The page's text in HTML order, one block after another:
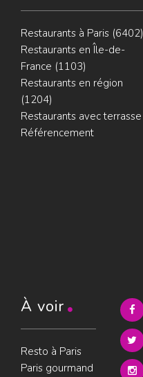
Restaurants à Paris (6402)
Restaurants en Île-de-
France (1103)
Restaurants en région
(1204)
Restaurants avec terrasse
Référencement
À voir
Resto à Paris
Paris gourmand